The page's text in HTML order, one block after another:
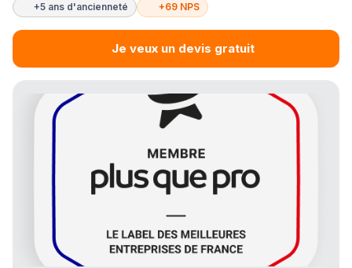
+5 ans d'ancienneté +69 NPS
Je veux un devis gratuit